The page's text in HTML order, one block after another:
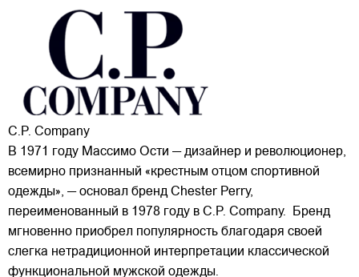
C.P. Company
В 1971 году Массимо Ости — дизайнер и революционер,
всемирно признанный «крестным отцом спортивной
одежды», — основал бренд Chester Perry,
переименованный в 1978 году в C.P. Company. Бренд
мгновенно приобрел популярность благодаря своей
слегка нетрадиционной интерпретации классической
функциональной мужской одежды.